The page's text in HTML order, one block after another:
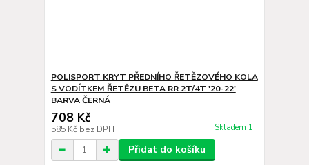
POLISPORT KRYT PŘEDNÍHO ŘETĚZOVÉHO KOLA
S VODÍTKEM ŘETĚZU BETA RR 2T/4T '20-22'
BARVA ČERNÁ
708 Kč
585 Kč bez DPH Skladem 1
Přidat do košíku